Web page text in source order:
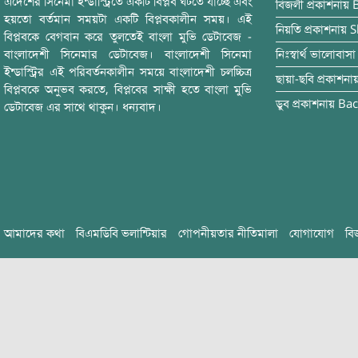
হয়তো বর্তমান সময়টা একটি বিপ্লবকালীন সময়। এই
বিপ্লবকে বেগবান করে তুলতেই বাংলা মুভি ডেটাবেজ -
বাংলাদেশী সিনেমার ডেটাবেজ। বাংলাদেশী সিনেমা
ইন্ডাস্ট্রির এই পরিবর্তনকালীন সময়ে বাংলাদেশী চলচ্চিত্র
বিপ্লবকে অনুভব করতে, বিপ্লবের সাক্ষী হতে বাংলা মুভি
ডেটাবেজ এর সাথে থাকুন। ধন্যবাদ।
বিজলী প্রকাশনায়
নিয়তি প্রকাশনায়
নিঃস্বার্থ ভালোবাসা
ছায়া-ছবি
ডুব প্রকাশনায়
আমাদের কথা বিএমডিবি ভলান্টিয়ার গোপনীয়তার নীতিমালা যোগাযোগ